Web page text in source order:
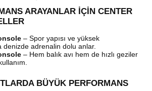
ARAYANLAR İÇİN CENTER
– Spor yapısı ve yüksek
denizde adrenalin dolu anlar.
– Hem balık avı hem de hızlı geziler
BÜYÜK PERFORMANS